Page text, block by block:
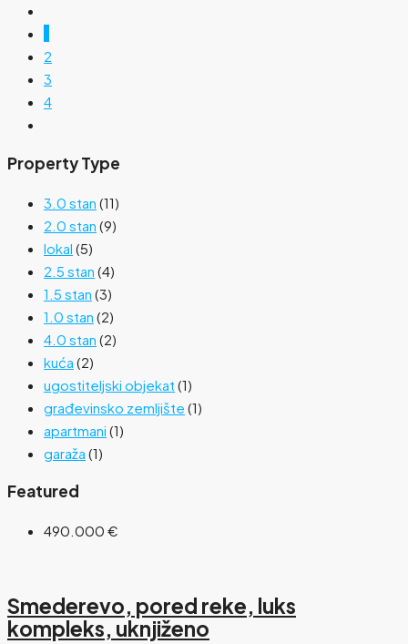
2
3
4
Property Type
3.0 stan (11)
2.0 stan (9)
lokal (5)
2.5 stan (4)
1.5 stan (3)
1.0 stan (2)
4.0 stan (2)
kuća (2)
ugostiteljski objekat (1)
građevinsko zemljište (1)
apartmani (1)
garaža (1)
Featured
490.000 €
Smederevo, pored reke, luks
kompleks, uknjiženo